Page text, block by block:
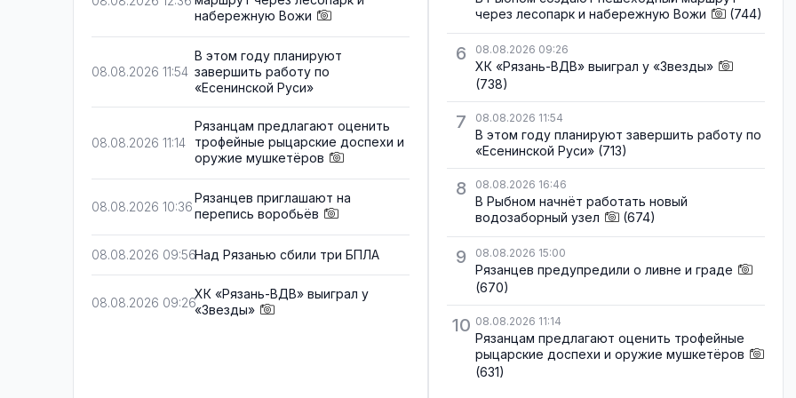
набережную Вожи
08.08.2026 11:54
В этом году планируют
завершить работу по
«Есенинской Руси»
08.08.2026 11:14
Рязанцам предлагают оценить
трофейные рыцарские доспехи и
оружие мушкетёров
08.08.2026 10:36
Рязанцев приглашают на
перепись воробьёв
08.08.2026 09:56Над Рязанью сбили три БПЛА
08.08.2026 09:26
ХК «Рязань-ВДВ» выиграл у
«Звезды»
через лесопарк и набережную Вожи
(744)
6 08.08.2026 09:26
ХК «Рязань-ВДВ» выиграл у «Звезды»
(738)
7 08.08.2026 11:54
В этом году планируют завершить работу по
«Есенинской Руси» (713)
8 08.08.2026 16:46
В Рыбном начнёт работать новый
водозаборный узел
(674)
9 08.08.2026 15:00
Рязанцев предупредили о ливне и граде
(670)
10 08.08.2026 11:14
Рязанцам предлагают оценить трофейные
рыцарские доспехи и оружие мушкетёров
(631)